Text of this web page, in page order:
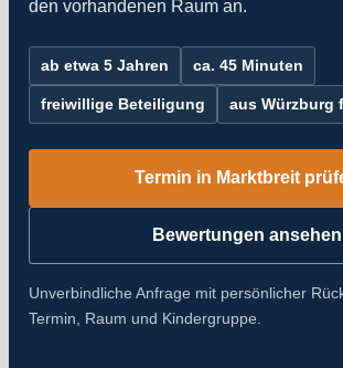
den vorhandenen Raum an.
ab etwa 5 Jahren ca. 45 Minuten
freiwillige Beteiligung aus Würzburg
Termin in Marktbreit
Bewertungen ansehen
Unverbindliche Anfrage mit persönlicher
Termin, Raum und Kindergruppe.